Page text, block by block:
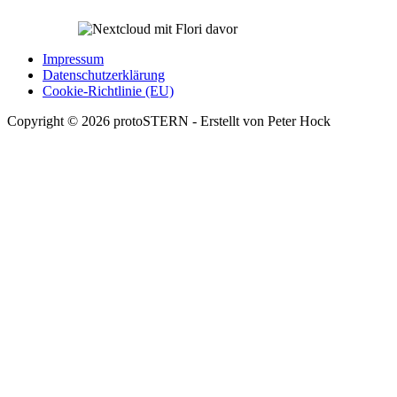
Impressum
Datenschutzerklärung
Cookie-Richtlinie (EU)
Copyright © 2026 protoSTERN - Erstellt von Peter Hock